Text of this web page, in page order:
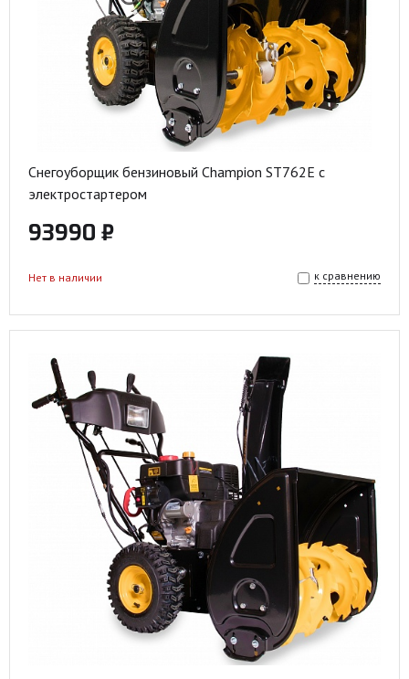
Снегоуборщик бензиновый Champion ST762E с
электростартером
93990 ₽
к сравнению
Нет в наличии